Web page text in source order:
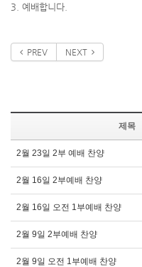
3. 예배합니다.
PREV NEXT
제목
2월 23일 2부 예배 찬양
2월 16일 2부예배 찬양
2월 16일 오전 1부예배 찬양
2월 9일 2부예배 찬양
2월 9일 오전 1부예배 찬양